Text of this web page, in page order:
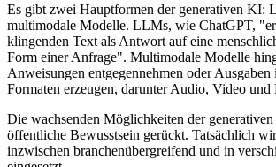
Es gibt zwei Hauptformen der generativen KI:
multimodale Modelle. LLMs, wie ChatGPT,
klingenden Text als Antwort auf eine
Form einer Anfrage". Multimodale Modelle
Anweisungen entgegennehmen oder Ausgaben
Formaten erzeugen, darunter Audio, Video und
Die wachsenden Möglichkeiten der
öffentliche Bewusstsein gerückt. Tatsächlich
inzwischen branchenübergreifend und in